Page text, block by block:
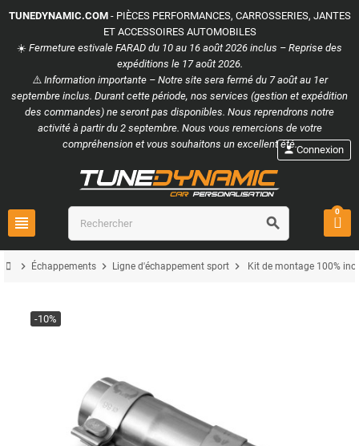
TUNEDYNAMIC.COM- PIÈCES PERFORMANCES, CARROSSERIES, JANTES
ET ACCESSOIRES AUTOMOBILES
☀️ Fermeture estivale FARAD du 10 au 16 août 2026 inclus – Reprise des
expéditions le 17 août 2026.
⚠️Information importante – Notre site sera fermé du 7 août au 1er
septembre inclus. Durant cette période, nos services (gestion et expédition
des commandes) ne seront pas disponibles. Nous reprendrons notre
activité à partir du 2 septembre. Nous vous remercions de votre
compréhension et vous souhaitons un excellent été.
view_headline search
person Connexion
0
chevron_right Échappements chevron_right Ligne d'échappement sport chevron_right Kit de montage 100%
-10%